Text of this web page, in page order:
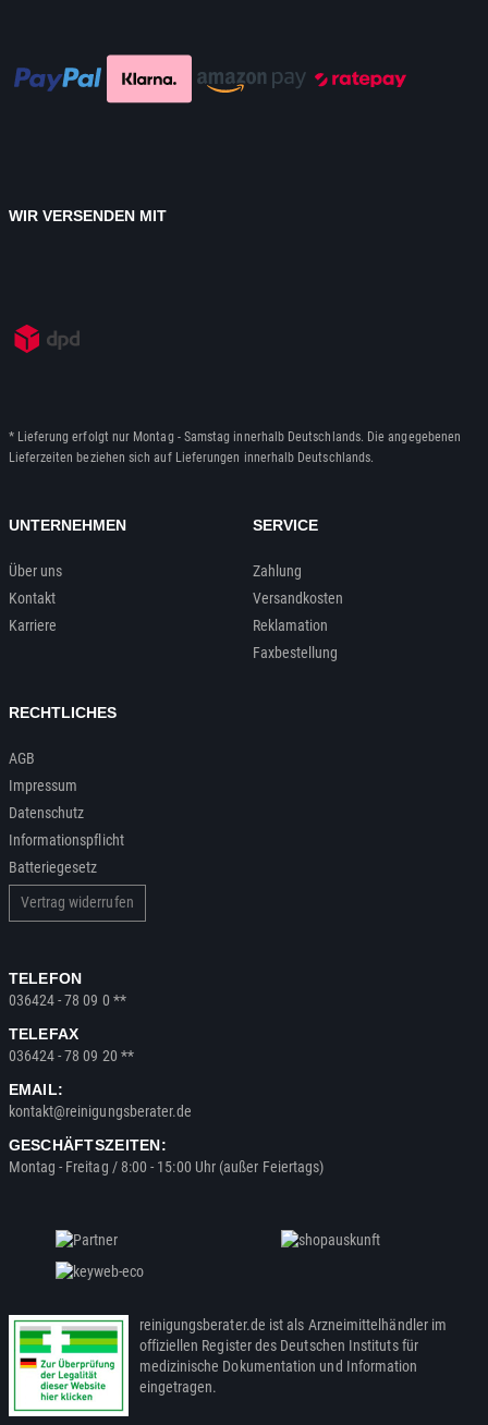
WIR VERSENDEN MIT
* Lieferung erfolgt nur Montag - Samstag innerhalb Deutschlands. Die angegebenen
Lieferzeiten beziehen sich auf Lieferungen innerhalb Deutschlands.
UNTERNEHMEN
Über uns
Kontakt
Karriere
SERVICE
Zahlung
Versandkosten
Reklamation
Faxbestellung
RECHTLICHES
AGB
Impressum
Datenschutz
Informationspflicht
Batteriegesetz
Vertrag widerrufen
TELEFON
036424 - 78 09 0 **
TELEFAX
036424 - 78 09 20 **
EMAIL:
kontakt@reinigungsberater.de
GESCHÄFTSZEITEN:
Montag - Freitag / 8:00 - 15:00 Uhr (außer Feiertags)
reinigungsberater.de ist als Arzneimittelhändler im
offiziellen Register des Deutschen Instituts für
medizinische Dokumentation und Information
eingetragen.